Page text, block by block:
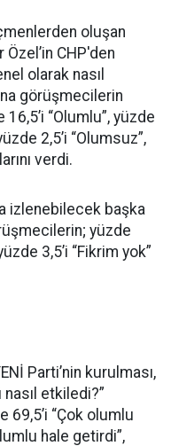
oluşan
CHP'den
olarak nasıl
görüşmecilerin
“Olumlu”, yüzde
2,5’i “Olumsuz”,
verdi.
izlenebilecek başka
yüzde
3,5’i “Fikrim yok”
Parti’nin kurulması,
etkiledi?”
“Çok olumlu
hale getirdi”,